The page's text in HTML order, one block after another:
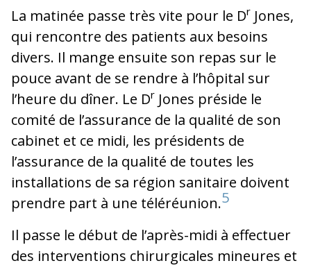
La matinée passe très vite pour le Dr Jones,
qui rencontre des patients aux besoins
divers. Il mange ensuite son repas sur le
pouce avant de se rendre à l’hôpital sur
l’heure du dîner. Le Dr Jones préside le
comité de l’assurance de la qualité de son
cabinet et ce midi, les présidents de
l’assurance de la qualité de toutes les
installations de sa région sanitaire doivent
prendre part à une téléréunion.5
Il passe le début de l’après-midi à effectuer
des interventions chirurgicales mineures et